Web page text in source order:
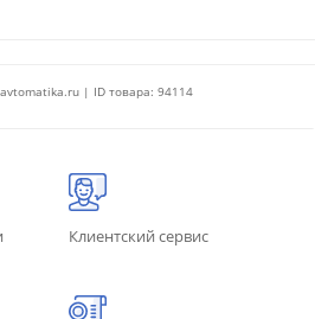
| ID товара: 94114
Клиентский сервис